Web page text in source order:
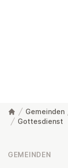
Gemeinden
Gottesdienst
GEMEINDEN